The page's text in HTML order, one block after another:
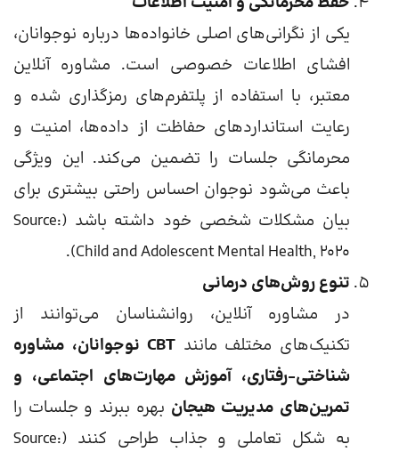
یکی از نگرانی‌های اصلی خانواده‌ها درباره نوجوانان،
افشای اطلاعات خصوصی است. مشاوره آنلاین
معتبر، با استفاده از پلتفرم‌های رمزگذاری شده و
رعایت استانداردهای حفاظت از داده‌ها، امنیت و
محرمانگی جلسات را تضمین می‌کند. این ویژگی
باعث می‌شود نوجوان احساس راحتی بیشتری برای
بیان مشکلات شخصی خود داشته باشد (Source:
Child and Adolescent Mental Health, 2020).
تنوع روش‌های درمانی
در مشاوره آنلاین، روانشناسان می‌توانند از
تکنیک‌های مختلف مانند
CBT نوجوانان، مشاوره
شناختی-رفتاری، آموزش مهارت‌های اجتماعی، و
تمرین‌های مدیریت هیجان بهره ببرند و جلسات را
به شکل تعاملی و جذاب طراحی کنند (Source: